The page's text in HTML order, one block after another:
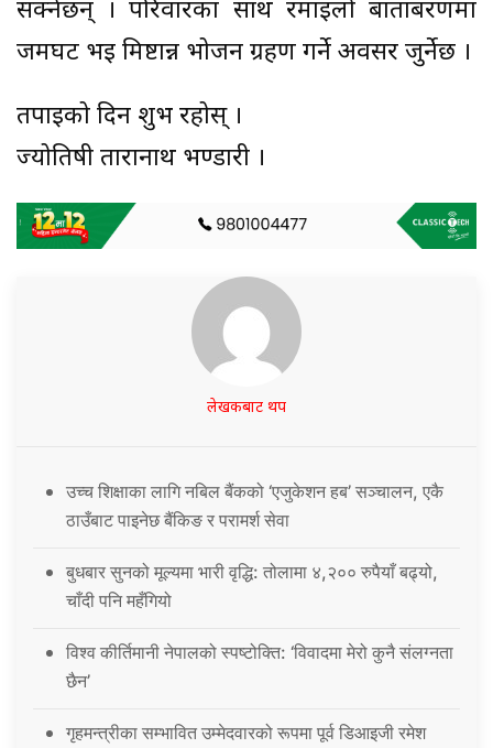
सक्नेछन् । परिवारका साथ रमाईलो बाताबरणमा
जमघट भई मिष्टान्न भोजन ग्रहण गर्ने अवसर जुर्नेछ ।
तपाईको दिन शुभ रहोस् ।
ज्योतिषी तारानाथ भण्डारी ।
लेखकबाट थप
उच्च शिक्षाका लागि नबिल बैंकको ‘एजुकेशन हब’ सञ्चालन, एकै
ठाउँबाट पाइनेछ बैंकिङ र परामर्श सेवा
बुधबार सुनको मूल्यमा भारी वृद्धि: तोलामा ४,२०० रुपैयाँ बढ्यो,
चाँदी पनि महँगियो
विश्व कीर्तिमानी नेपालको स्पष्टोक्ति: ‘विवादमा मेरो कुनै संलग्नता
छैन’
गृहमन्त्रीका सम्भावित उम्मेदवारको रूपमा पूर्व डिआइजी रमेश